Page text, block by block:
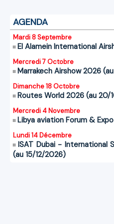
AGENDA
Mardi 8 Septembre
El Alamein International
Mercredi 7 Octobre
Marrakech Airshow 2026
Dimanche 18 Octobre
Routes World 2026 (au 20/
Mercredi 4 Novembre
Libya aviation Forum &
Lundi 14 Décembre
ISAT Dubai - International
(au 15/12/2026)